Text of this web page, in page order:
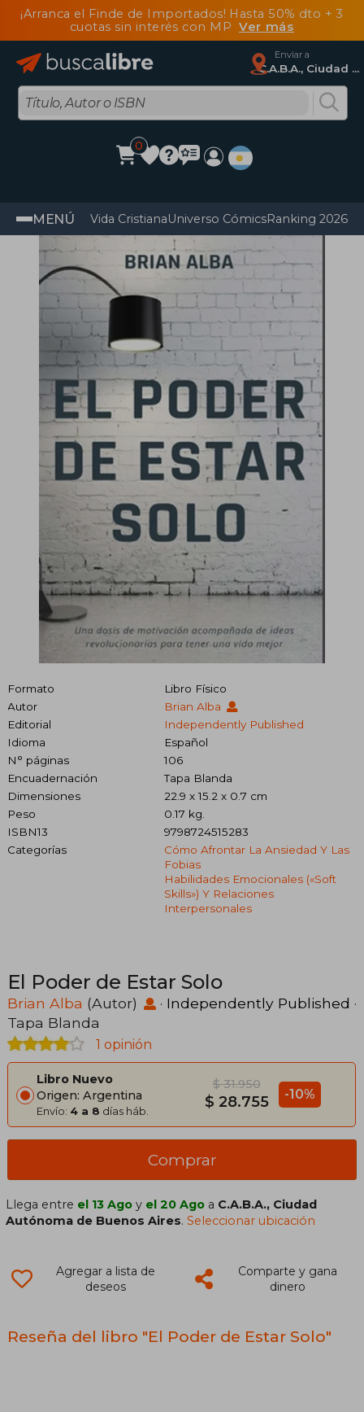
¡Arranca el Finde de Importados! Hasta 50% dto + 3
cuotas sin interés con MP Ver más
Enviar a
C.A.B.A., Ciudad Autónoma De Buenos Aires
0
MENÚ Vida CristianaUniverso CómicsRanking 2026
Formato
Libro Físico
Autor
Brian Alba
Editorial
Independently Published
Idioma
Español
N° páginas
106
Encuadernación
Tapa Blanda
Dimensiones
22.9 x 15.2 x 0.7 cm
Peso
0.17 kg.
ISBN13
9798724515283
Categorías
Cómo Afrontar La Ansiedad Y Las
Fobias
Habilidades Emocionales («soft
Skills») Y Relaciones
Interpersonales
El Poder de Estar Solo
Brian Alba (Autor) · Independently Published ·
Tapa Blanda
1 opinión
Libro Nuevo
Origen: Argentina
Envío: 4 a 8 días háb.
$ 31.950
$ 28.755 -10%
Comprar
Llega entre el 13 Ago y el 20 Ago a C.A.B.A., Ciudad
Autónoma de Buenos Aires.Seleccionar ubicación
Agregar a lista de
deseos
Comparte y gana
dinero
Reseña del libro "El Poder de Estar Solo"